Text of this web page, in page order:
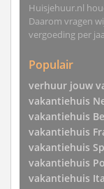
Huisjehuur.nl
Daarom vragen
vergoeding per
Populair
verhuur jouw
vakantiehuis
vakantiehuis
vakantiehuis
vakantiehuis
vakantiehuis
vakantiehuis